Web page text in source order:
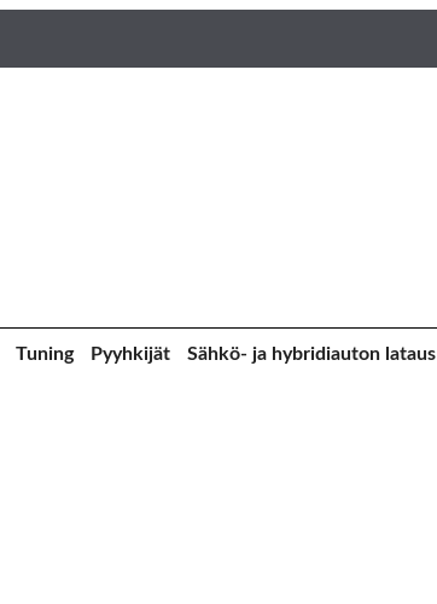
Tuning Pyyhkijät Sähkö- ja hybridiauton lataus